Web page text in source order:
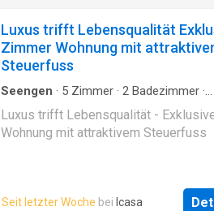
Luxus trifft Lebensqualität
Zimmer Wohnung mit
Steuerfuss
Seengen · 5 Zimmer · 2 Badezimmer ·
Etagenwohnung
Luxus trifft Lebensqualität -
Wohnung mit attraktivem Steuerfuss
Seit letzter Woche bei Icasa